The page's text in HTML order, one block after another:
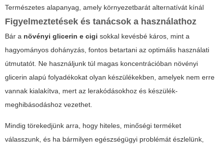
Természetes alapanyag, amely környezetbarát alternatívát kínál
Figyelmeztetések és tanácsok a használathoz
Bár a növényi glicerin e cigi sokkal kevésbé káros, mint a
hagyományos dohányzás, fontos betartani az optimális használati
útmutatót. Ne használjunk túl magas koncentrációban növényi
glicerin alapú folyadékokat olyan készülékekben, amelyek nem erre
vannak kialakítva, mert az lerakódásokhoz és készülék-
meghibásodáshoz vezethet.
Mindig törekedjünk arra, hogy hiteles, minőségi terméket
válasszunk, és ha bármilyen egészségügyi problémát észlelünk,